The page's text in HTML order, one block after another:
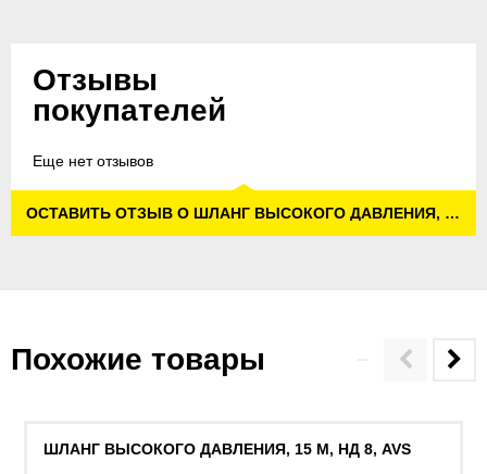
Отзывы
покупателей
Еще нет отзывов
ОСТАВИТЬ ОТЗЫВ О ШЛАНГ ВЫСОКОГО ДАВЛЕНИЯ, 10 М, НД 6, 300 БАР, AVS
Похожие товары
ШЛАНГ ВЫСОКОГО ДАВЛЕНИЯ, 15 М, НД 8, AVS